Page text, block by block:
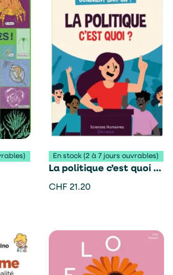
de
En stock (2 à 7 jours ouvrables)
La politique c’est quoi ?
– Lucie Le Moine
CHF 21.20